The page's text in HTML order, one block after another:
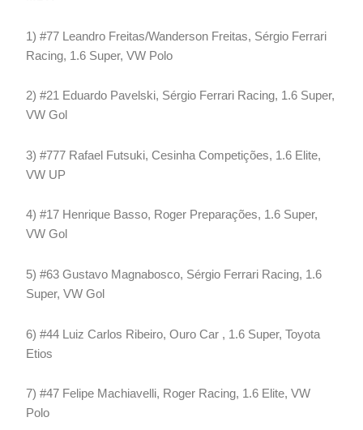
1) #77 Leandro Freitas/Wanderson Freitas, Sérgio Ferrari
Racing, 1.6 Super, VW Polo
2) #21 Eduardo Pavelski, Sérgio Ferrari Racing, 1.6 Super,
VW Gol
3) #777 Rafael Futsuki, Cesinha Competições, 1.6 Elite,
VW UP
4) #17 Henrique Basso, Roger Preparações, 1.6 Super,
VW Gol
5) #63 Gustavo Magnabosco, Sérgio Ferrari Racing, 1.6
Super, VW Gol
6) #44 Luiz Carlos Ribeiro, Ouro Car , 1.6 Super, Toyota
Etios
7) #47 Felipe Machiavelli, Roger Racing, 1.6 Elite, VW
Polo